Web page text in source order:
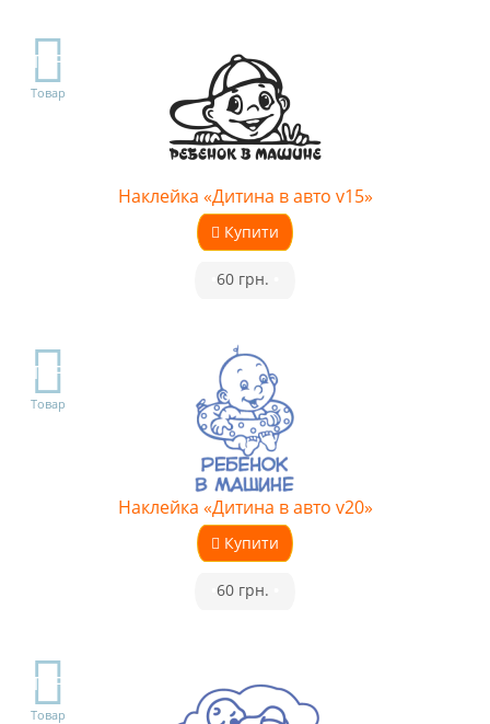
TOP
Товар
Наклейка «Дитина в авто v15»
Купити
60 грн.
TOP
Товар
Наклейка «Дитина в авто v20»
Купити
60 грн.
TOP
Товар